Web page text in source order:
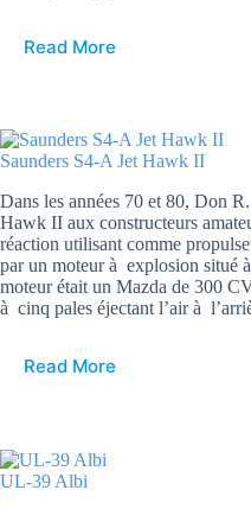
Read More
Saunders S4-A Jet Hawk II
Dans les années 70 et 80, Don
Hawk II aux constructeurs
réaction utilisant comme
par un moteur à explosion situé
moteur était un Mazda de 300
à cinq pales éjectant l’air à
Read More
UL-39 Albi